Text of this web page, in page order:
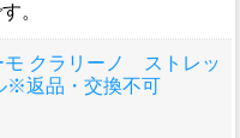
。
モ クラリーノ ストレッ
※返品・交換不可